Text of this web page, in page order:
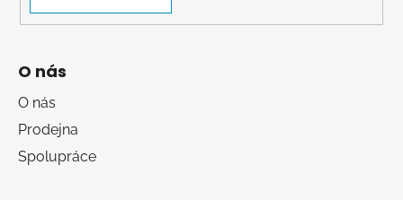
O nás
O nás
Prodejna
Spolupráce